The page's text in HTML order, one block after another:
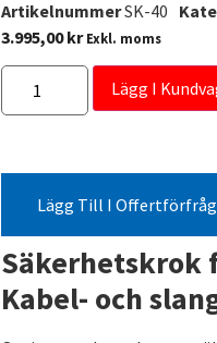
ArtikelnummerSK-40
3.995,00kr Exkl. moms
Lägg I
Lägg Till I
Säkerhetskrok
Kabel- och